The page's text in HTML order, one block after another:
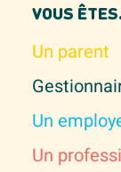
VOUS
Un parent
Un
Un